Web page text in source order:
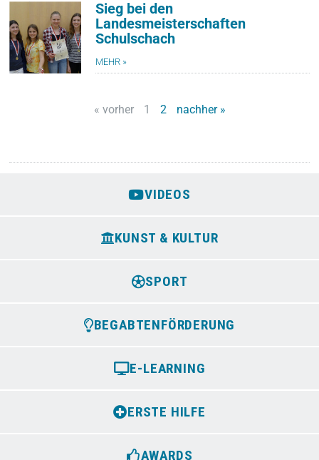
Sieg bei den
Landesmeisterschaften
Schulschach
MEHR »
« vorher 1 2 nachher »
VIDEOS
KUNST & KULTUR
SPORT
BEGABTENFÖRDERUNG
E-LEARNING
ERSTE HILFE
AWARDS